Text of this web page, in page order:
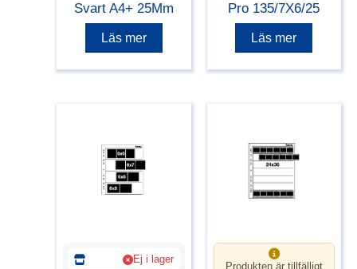
Svart A4+ 25Mm
Läs mer
Pro 135/7X6/25
Läs mer
Ej i lager
Produkten är tillfälligt